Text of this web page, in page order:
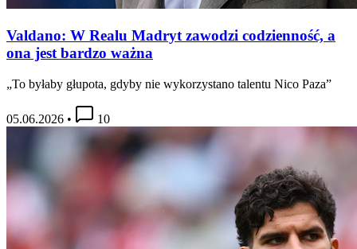
Valdano: W Realu Madryt zawodzi codzienność, a
ona jest bardzo ważna
„To byłaby głupota, gdyby nie wykorzystano talentu Nico Paza”
05.06.2026 • 10